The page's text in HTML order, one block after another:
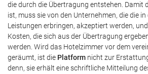
die durch die Übertragung entstehen. Damit
ist, muss sie von den Unternehmen, die die
Leistungen erbringen, akzeptiert werden,
Kosten, die sich aus der Übertragung
werden. Wird das Hotelzimmer vor dem
geräumt, ist die Platform nicht zur
denn, sie erhält eine schriftliche Mitteilung